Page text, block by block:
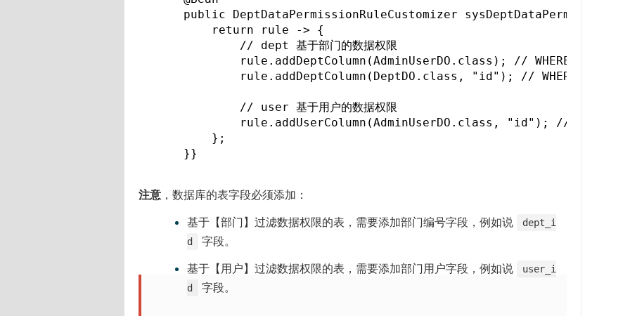
d
o
w
)
e
w
i
d
public DeptDataPermissionRuleCustomizer
return rule -> {
// dept 基于部门的数据权限
rule.addDeptColumn(AdminUserDO.class); // WHERE dept_id
rule.addDeptColumn(DeptDO.class, "id"); // WHERE id = ?
// user 基于用户的数据权限
rule.addUserColumn(AdminUserDO.class, "id"); // WHERE id =
};
}}
注意 ，数据库的表字段必须添加：
基于【部门】过滤数据权限的表，需要添加部门编号字段，例如说
dept_i
d
字段。
基于【用户】过滤数据权限的表，需要添加部门用户字段，例如说
user_i
d
字段。